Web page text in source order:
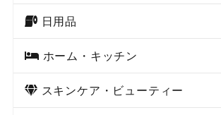
日用品
ホーム・キッチン
スキンケア・ビューティー